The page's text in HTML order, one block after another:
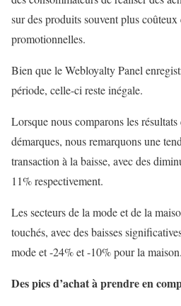
sur des produits souvent plus coûteux
promotionnelles.
Bien que le Webloyalty Panel
période, celle-ci reste inégale.
Lorsque nous comparons les
démarques, nous remarquons une
transaction à la baisse, avec des
11% respectivement.
Les secteurs de la mode et de la
touchés, avec des baisses
mode et -24% et -10% pour la maison.
Des pics d’achat à prendre en